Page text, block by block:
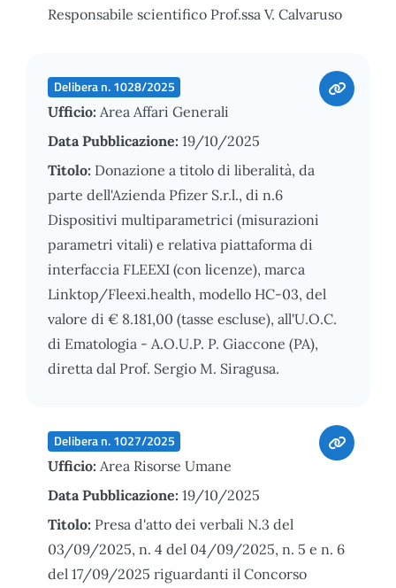
Responsabile scientifico Prof.ssa V. Calvaruso
Delibera n. 1028/2025
Ufficio: Area Affari Generali
Data Pubblicazione: 19/10/2025
Titolo: Donazione a titolo di liberalità, da
parte dell'Azienda Pfizer S.r.l., di n.6
Dispositivi multiparametrici (misurazioni
parametri vitali) e relativa piattaforma di
interfaccia FLEEXI (con licenze), marca
Linktop/Fleexi.health, modello HC-03, del
valore di € 8.181,00 (tasse escluse), all'U.O.C.
di Ematologia - A.O.U.P. P. Giaccone (PA),
diretta dal Prof. Sergio M. Siragusa.
Delibera n. 1027/2025
Ufficio: Area Risorse Umane
Data Pubblicazione: 19/10/2025
Titolo: Presa d'atto dei verbali N.3 del
03/09/2025, n. 4 del 04/09/2025, n. 5 e n. 6
del 17/09/2025 riguardanti il Concorso